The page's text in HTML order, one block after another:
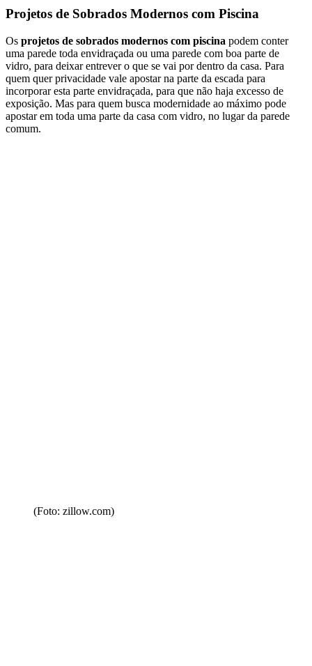
Projetos de Sobrados Modernos com Piscina
Os projetos de sobrados modernos com piscina podem conter
uma parede toda envidraçada ou uma parede com boa parte de
vidro, para deixar entrever o que se vai por dentro da casa. Para
quem quer privacidade vale apostar na parte da escada para
incorporar esta parte envidraçada, para que não haja excesso de
exposição. Mas para quem busca modernidade ao máximo pode
apostar em toda uma parte da casa com vidro, no lugar da parede
comum.
(Foto: zillow.com)